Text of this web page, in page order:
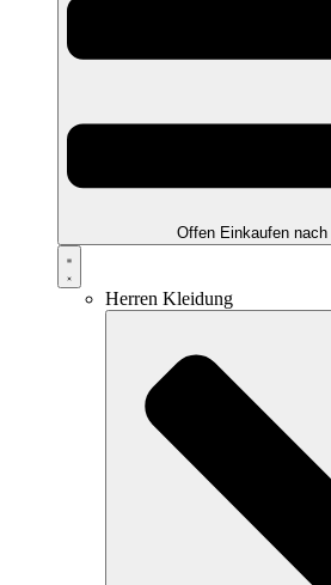
Offen Einkaufen
Herren Kleidung